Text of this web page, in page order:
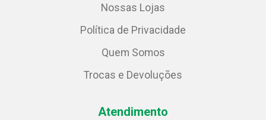
Nossas Lojas
Política de Privacidade
Quem Somos
Trocas e Devoluções
Atendimento